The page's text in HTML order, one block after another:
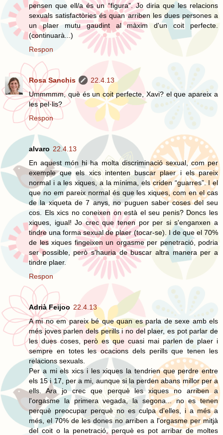
pensen que ell/a és un “figura”. Jo diria que les relacions
sexuals satisfactòries és quan arriben les dues persones a
un plaer mutu gaudint al màxim d'un coit perfecte.
(continuarà...)
Respon
Rosa Sanchis
22.4.13
Ummmmm, què és un coit perfecte, Xavi? el que apareix a
les pel·lis?
Respon
alvaro 22.4.13
En aquest món hi ha molta discriminació sexual, com per
exemple que els xics intenten buscar plaer i els pareix
normal i a les xiques, a la mínima, els criden “guarres”. I el
que no em pareix normal és que les xiques, com en el cas
de la xiqueta de 7 anys, no puguen saber coses del seu
cos. Els xics no coneixen on està el seu penis? Doncs les
xiques, igual! Jo crec que tenen por per si s'enganxen a
tindre una forma sexual de plaer (tocar-se). I de que el 70%
de les xiques fingeixen un orgasme per penetració, podria
ser possible, però s'hauria de buscar altra manera per a
tindre plaer.
Respon
Adrià Feijoo 22.4.13
A mi no em pareix bé que quan es parla de sexe amb els
més joves parlen dels perills i no del plaer, es pot parlar de
les dues coses, però es que cuasi mai parlen de plaer i
sempre en totes les ocacions dels perills que tenen les
relacions sexuals.
Per a mi els xics i les xiques la tendrien que perdre entre
els 15 i 17, per a mi, aunque si la perden abans millor per a
ells. Ara jo crec que perquè les xiques no arriben a
l'orgasme la primera vegada, la segona... no es tenen
perquè preocupar perquè no es culpa d'elles, i a més a
més, el 70% de les dones no arriben a l'orgasme per mitjà
del coit o la penetració, perquè es pot arribar de moltes